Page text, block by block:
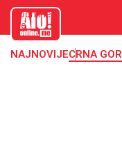
aloonline.
me
NAJNOVIJECRNA